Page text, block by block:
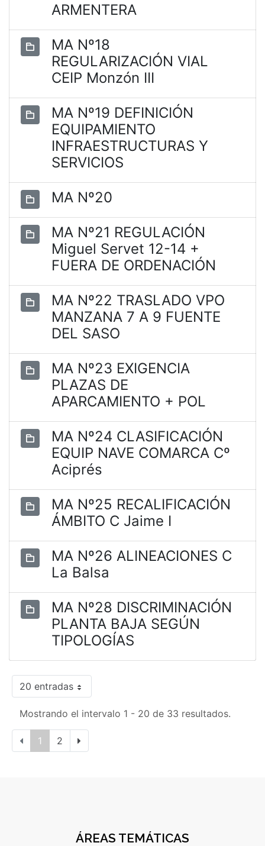
ARMENTERA
MA Nº18
REGULARIZACIÓN VIAL
CEIP Monzón III
MA Nº19 DEFINICIÓN
EQUIPAMIENTO
INFRAESTRUCTURAS Y
SERVICIOS
MA Nº20
MA Nº21 REGULACIÓN
Miguel Servet 12-14 +
FUERA DE ORDENACIÓN
MA Nº22 TRASLADO VPO
MANZANA 7 A 9 FUENTE
DEL SASO
MA Nº23 EXIGENCIA
PLAZAS DE
APARCAMIENTO + POL
MA Nº24 CLASIFICACIÓN
EQUIP NAVE COMARCA Cº
Aciprés
MA Nº25 RECALIFICACIÓN
ÁMBITO C Jaime I
MA Nº26 ALINEACIONES C
La Balsa
MA Nº28 DISCRIMINACIÓN
PLANTA BAJA SEGÚN
TIPOLOGÍAS
20 entradas
Mostrando el intervalo 1 - 20 de 33 resultados.
1 2
ÁREAS TEMÁTICAS